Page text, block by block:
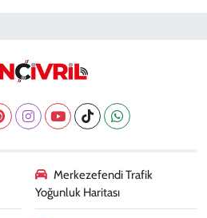
Merkezefendi Trafik
Yoğunluk Haritası